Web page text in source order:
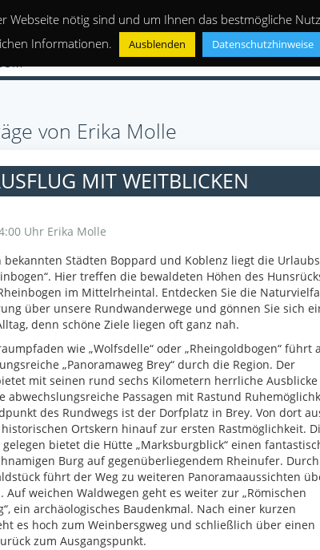
von Erika Molle
MIT WEITBLICKEN
Uhr Erika Molle
bekannten Städten Boppard und Koblenz liegt die
Hier treffen die bewaldeten Höhen des
im Mittelrheintal. Entdecken Sie die
über unsere Rundwanderwege und gönnen Sie sich
denn schöne Ziele liegen oft ganz nah.
wie „Wolfsdelle“ oder „Rheingoldbogen“ führt
„Panoramaweg Brey“ durch die Region. Der
mit seinen rund sechs Kilometern herrliche Ausblicke
abwechslungsreiche Passagen mit Rastund
des Rundwegs ist der Dorfplatz in Brey. Von dort
Ortskern hinauf zur ersten Rastmöglichkeit.
bietet die Hütte „Marksburgblick“ einen
Burg auf gegenüberliegendem Rheinufer.
führt der Weg zu weiteren Panoramaaussichten
weichen Waldwegen geht es weiter zur „Römischen
ein archäologisches Baudenkmal. Nach einer kurzen
es hoch zum Weinbersgweg und schließlich über einen
zum Ausgangspunkt.
nötig sind und um Ihnen das bestmögliche
Informationen.
Ausblenden Datenschutzhinweise